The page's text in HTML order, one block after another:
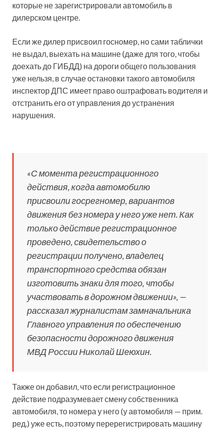
которые не зарегистрировали автомобиль в
дилерском центре.
Если же дилер присвоил госномер, но сами таблички
не выдал, выехать на машине (даже для того, чтобы
доехать до ГИБДД) на дороги общего пользования
уже нельзя, в случае остановки такого автомобиля
инспектор ДПС имеет право оштрафовать водителя и
отстранить его от управления до устранения
нарушения.
«С момента регистрационного
действия, когда автомобилю
присвоили госрегномер, вариантов
движения без номера у него уже нет. Как
только действие регистрационное
проведено, свидетельство о
регистрации получено, владелец
транспортного средства обязан
изготовить знаки для того, чтобы
участвовать в дорожном движении», —
рассказал журналистам замначальника
Главного управления по обеспечению
безопасности дорожного движения
МВД России Николай Шеюхин.
Также он добавил, что если регистрационное
действие подразумевает смену собственника
автомобиля, то номера у него (у автомобиля — прим.
ред.) уже есть, поэтому перерегистрировать машину